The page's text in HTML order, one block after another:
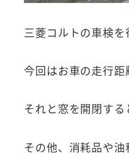
三菱コルトの車検を
今回はお車の走行距
それと窓を開閉する
その他、消耗品や油